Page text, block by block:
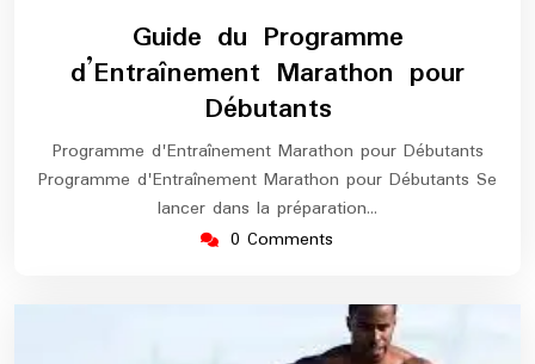
juillet
2026
Guide du Programme
d’Entraînement Marathon pour
Débutants
Programme d'Entraînement Marathon pour Débutants
Programme d'Entraînement Marathon pour Débutants Se
lancer dans la préparation…
0 Comments